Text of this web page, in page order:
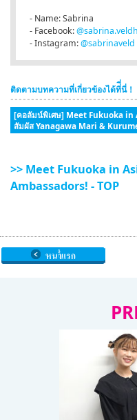
- Name: Sabrina
- Facebook:
- Instagram:@sabrinaveld
ติดตามบทความที่เกี่ยวข้องได้ที่ี่นี่！
[คอลัมน์พิเศษ] Meet Fukuoka in
สัมผัส Yanagawa Mari &
>> Meet Fukuoka in
Ambassadors! - TOP